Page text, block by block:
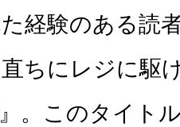
経験のある読
ちにレジに駆
。このタイト